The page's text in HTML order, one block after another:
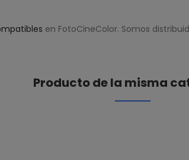
en FotoCineColor. Somos
Producto de la misma